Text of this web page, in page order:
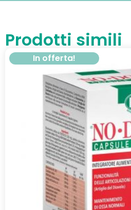
Prodotti simili
In offerta!